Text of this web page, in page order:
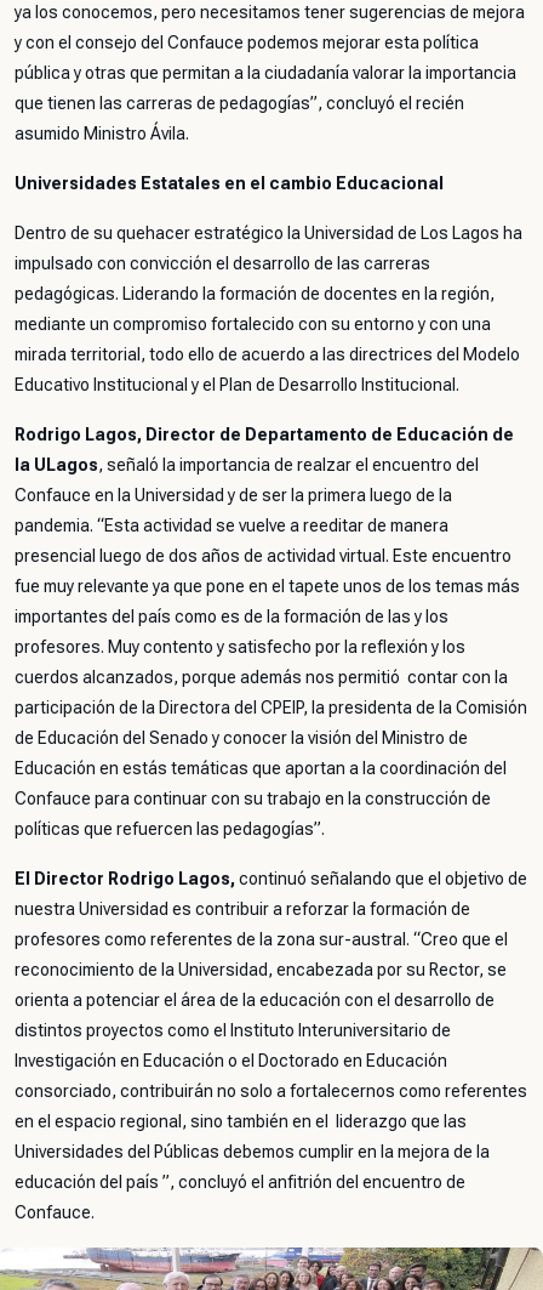
ya los conocemos, pero necesitamos tener sugerencias de mejora
y con el consejo del Confauce podemos mejorar esta política
pública y otras que permitan a la ciudadanía valorar la importancia
que tienen las carreras de pedagogías”, concluyó el recién
asumido Ministro Ávila.
Universidades Estatales en el cambio Educacional
Dentro de su quehacer estratégico la Universidad de Los Lagos ha
impulsado con convicción el desarrollo de las carreras
pedagógicas. Liderando la formación de docentes en la región,
mediante un compromiso fortalecido con su entorno y con una
mirada territorial, todo ello de acuerdo a las directrices del Modelo
Educativo Institucional y el Plan de Desarrollo Institucional.
Rodrigo Lagos, Director de Departamento de Educación de
la ULagos, señaló la importancia de realzar el encuentro del
Confauce en la Universidad y de ser la primera luego de la
pandemia. “Esta actividad se vuelve a reeditar de manera
presencial luego de dos años de actividad virtual. Este encuentro
fue muy relevante ya que pone en el tapete unos de los temas más
importantes del país como es de la formación de las y los
profesores. Muy contento y satisfecho por la reflexión y los
cuerdos alcanzados, porque además nos permitió contar con la
participación de la Directora del CPEIP, la presidenta de la Comisión
de Educación del Senado y conocer la visión del Ministro de
Educación en estás temáticas que aportan a la coordinación del
Confauce para continuar con su trabajo en la construcción de
políticas que refuercen las pedagogías”.
El Director Rodrigo Lagos, continuó señalando que el objetivo de
nuestra Universidad es contribuir a reforzar la formación de
profesores como referentes de la zona sur-austral. “Creo que el
reconocimiento de la Universidad, encabezada por su Rector, se
orienta a potenciar el área de la educación con el desarrollo de
distintos proyectos como el Instituto Interuniversitario de
Investigación en Educación o el Doctorado en Educación
consorciado, contribuirán no solo a fortalecernos como referentes
en el espacio regional, sino también en el liderazgo que las
Universidades del Públicas debemos cumplir en la mejora de la
educación del país ”, concluyó el anfitrión del encuentro de
Confauce.